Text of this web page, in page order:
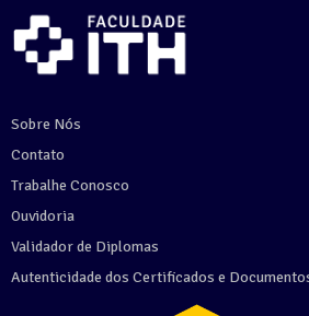
Sobre Nós
Contato
Trabalhe Conosco
Ouvidoria
Validador de Diplomas
Autenticidade dos Certificados e